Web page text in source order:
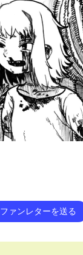
ファンレターを送る